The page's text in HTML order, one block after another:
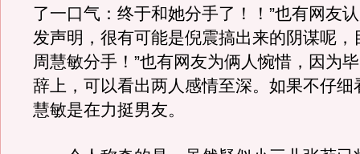
了一口气：终于和她分手了！！”也有网友
发声明，很有可能是倪震搞出来的阴谋呢，
周慧敏分手！”也有网友为俩人惋惜，因为
辞上，可以看出两人感情至深。如果不仔细
慧敏是在力挺男友。